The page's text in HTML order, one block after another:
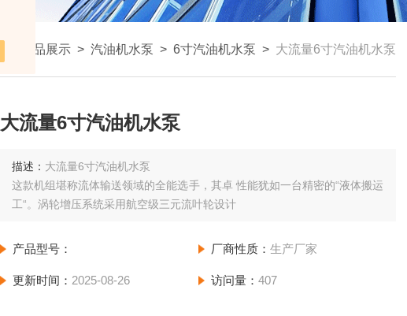
产品展示 > 汽油机水泵 > 6寸汽油机水泵 > 大流量6寸汽油机水泵
大流量6寸汽油机水泵
描述： 大流量6寸汽油机水泵
这款机组堪称流体输送领域的全能选手，其卓 性能犹如一台精密的“液体搬运
工“。涡轮增压系统采用航空级三元流叶轮设计
产品型号： 厂商性质： 生产厂家
更新时间： 2025-08-26 访问量： 407